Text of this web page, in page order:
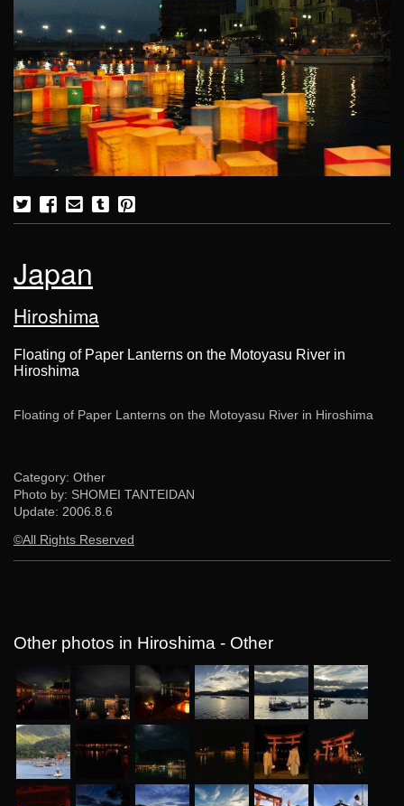
Japan
Hiroshima
Floating of Paper Lanterns on the Motoyasu River in
Hiroshima
Floating of Paper Lanterns on the Motoyasu River in Hiroshima
Category: Other
Photo by: SHOMEI TANTEIDAN
Update: 2006.8.6
©All Rights Reserved
Other photos in Hiroshima - Other